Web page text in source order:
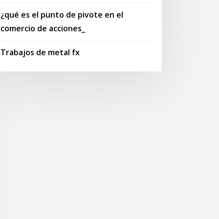
¿qué es el punto de pivote en el
comercio de acciones_
Trabajos de metal fx